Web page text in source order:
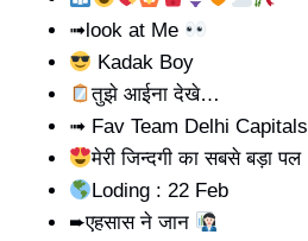
➟look at Me
Kadak Boy
तुझे आईना देखे…
➟ Fav Team Delhi Capitals
मेरी जिन्दगी का सबसे बड़ा पल
Loding : 22 Feb
➨एहसास ने जान